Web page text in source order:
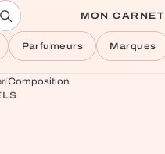
MON CARNET
Parfumeurs Marques
/Composition